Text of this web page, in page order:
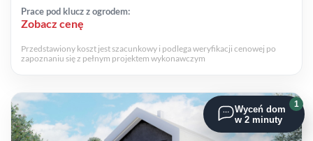
Prace pod klucz z ogrodem:
Zobacz cenę
Przedstawiony koszt jest szacunkowy i podlega weryfikacji cenowej po
zapoznaniu się z pełnym projektem wykonawczym
1
Wyceń dom
w 2 minuty